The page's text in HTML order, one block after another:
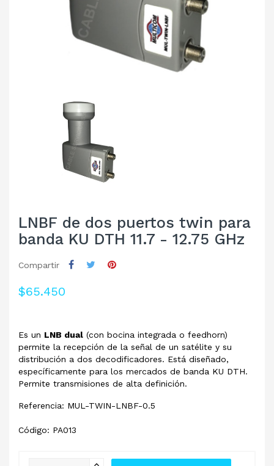
LNBF de dos puertos twin para
banda KU DTH 11.7 - 12.75 GHz
Compartir
$65.450
Es un LNB dual (con bocina integrada o feedhorn)
permite la recepción de la señal de un satélite y su
distribución a dos decodificadores. Está diseñado,
específicamente para los mercados de banda KU DTH.
Permite transmisiones de alta definición.
Referencia: MUL-TWIN-LNBF-0.5
Código: PA013